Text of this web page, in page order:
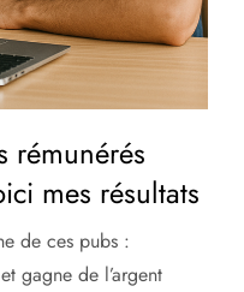
rémunérés
mes résultats
de ces pubs :
gagne de l’argent